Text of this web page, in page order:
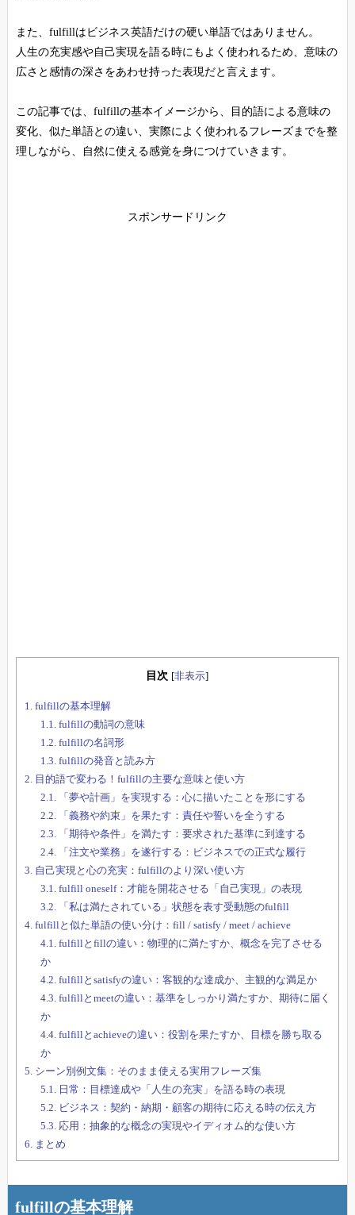
また、fulfillはビジネス英語だけの硬い単語ではありません。
人生の充実感や自己実現を語る時にもよく使われるため、意味の
広さと感情の深さをあわせ持った表現だと言えます。
この記事では、fulfillの基本イメージから、目的語による意味の
変化、似た単語との違い、実際によく使われるフレーズまでを整
理しながら、自然に使える感覚を身につけていきます。
スポンサードリンク
目次 [非表示]
1. fulfillの基本理解
1.1. fulfillの動詞の意味
1.2. fulfillの名詞形
1.3. fulfillの発音と読み方
2. 目的語で変わる！fulfillの主要な意味と使い方
2.1.
「夢や計画」を実現する：心に描いたことを形にする
2.2.
「義務や約束」を果たす：責任や誓いを全うする
2.3.
「期待や条件」を満たす：要求された基準に到達する
2.4.
「注文や業務」を遂行する：ビジネスでの正式な履行
3. 自己実現と心の充実：fulfillのより深い使い方
3.1. fulfill oneself：才能を開花させる「自己実現」の表現
3.2.
「私は満たされている」状態を表す受動態のfulfill
4. fulfillと似た単語の使い分け：fill / satisfy / meet / achieve
4.1. fulfillとfillの違い：物理的に満たすか、概念を完了させる
か
4.2. fulfillとsatisfyの違い：客観的な達成か、主観的な満足か
4.3. fulfillとmeetの違い：基準をしっかり満たすか、期待に届く
か
4.4. fulfillとachieveの違い：役割を果たすか、目標を勝ち取る
か
5. シーン別例文集：そのまま使える実用フレーズ集
5.1.
日常：目標達成や「人生の充実」を語る時の表現
5.2. ビジネス：契約・納期・顧客の期待に応える時の伝え方
5.3. 応用：抽象的な概念の実現やイディオム的な使い方
6.
まとめ
fulfillの基本理解